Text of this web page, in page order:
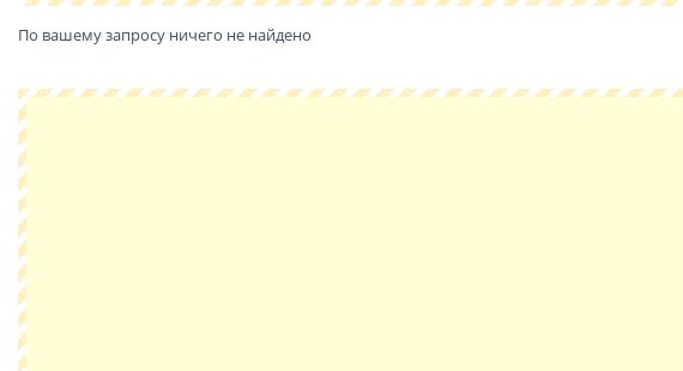
По вашему запросу ничего не найдено